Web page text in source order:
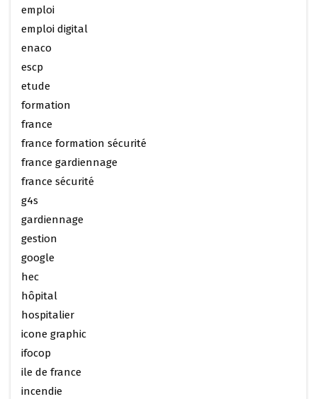
emploi
emploi digital
enaco
escp
etude
formation
france
france formation sécurité
france gardiennage
france sécurité
g4s
gardiennage
gestion
google
hec
hôpital
hospitalier
icone graphic
ifocop
ile de france
incendie